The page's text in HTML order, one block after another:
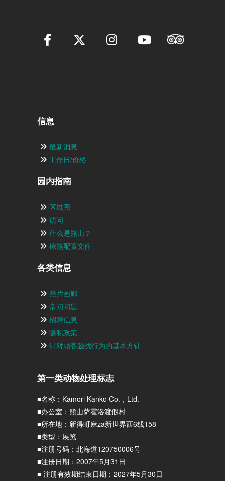
信息
最新消息
工作日/价格
园内指南
区域图
访问
什么是熊山？
棕熊配置文件
各类信息
照片画廊
常问问题
招聘信息
隐私政策
针对顾客骚扰行为的基本方针
第一类动物处理标志
■名称：Kamori Kanko Co.，Ltd.
■办公室：熊山萨霍洛渡假村
■所在地：新得町麻za新世界西6线158
■类型：展览
■注册号码：北海道120750006号
■注册日期：2007年5月31日
■ 注册有效期结束日期：2027年5月30日